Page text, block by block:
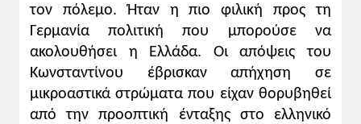
αυτή την κοινωνική διάσταση του Εθνικού
Διχασμού, δηλαδή το γεγονός ότι οι
απόψεις τόσο του Βενιζέλου όσο και του
Κωνσταντίνου διέθεταν ισχυρά ερείσματα
στην ελληνική κοινωνία.
τον πόλεμο. Ήταν η πιο φιλική προς τη
Γερμανία πολιτική που μπορούσε να
ακολουθήσει η Ελλάδα. Οι απόψεις του
Κωνσταντίνου έβρισκαν απήχηση σε
μικροαστικά στρώματα που είχαν θορυβηθεί
από την προοπτική ένταξης στο ελληνικό